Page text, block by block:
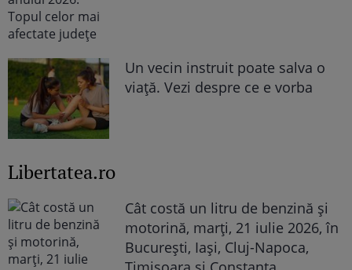
Un vecin instruit poate salva o
viață. Vezi despre ce e vorba
Libertatea.ro
Cât costă un litru de benzină și
motorină, marți, 21 iulie 2026, în
București, Iași, Cluj-Napoca,